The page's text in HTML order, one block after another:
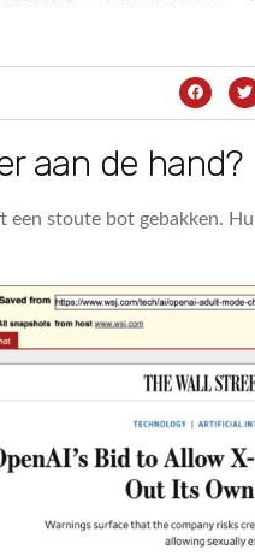
aan de hand?
een stoute bot gebakken.